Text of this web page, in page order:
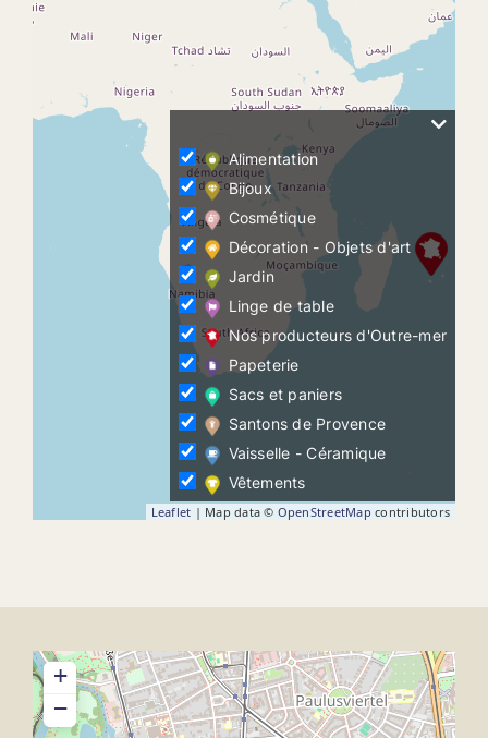
Leaflet | Map data © OpenStreetMap contributors
Alimentation
Bijoux
Cosmétique
Décoration - Objets d'art
Jardin
Linge de table
Nos producteurs d'Outre-mer
Papeterie
Sacs et paniers
Santons de Provence
Vaisselle - Céramique
Vêtements
+
−